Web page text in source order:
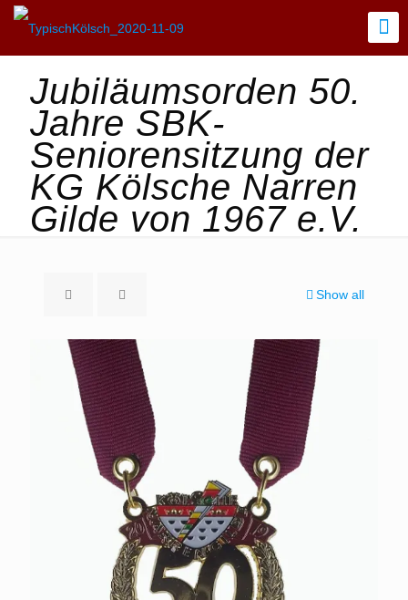
Jubiläumsorden 50.
Jahre SBK-
Seniorensitzung der
KG Kölsche Narren
Gilde von 1967 e.V.
Show all